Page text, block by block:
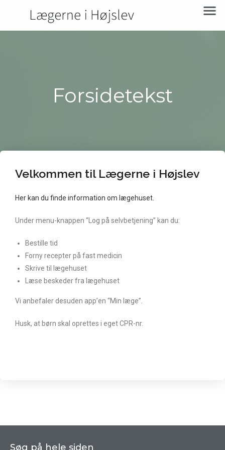
Forsidetekst
Velkommen til Lægerne i Højslev
Her kan du finde information om lægehuset.
Under menu-knappen “Log på selvbetjening” kan du:
Bestille tid
Forny recepter på fast medicin
Skrive til lægehuset
Læse beskeder fra lægehuset
Vi anbefaler desuden app’en “Min læge”.
Husk, at børn skal oprettes i eget CPR-nr.
Søg på hele siden